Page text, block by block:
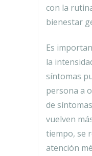
con la
bienestar
Es
la
síntomas
persona a
de
vuelven
tiempo, se
atención